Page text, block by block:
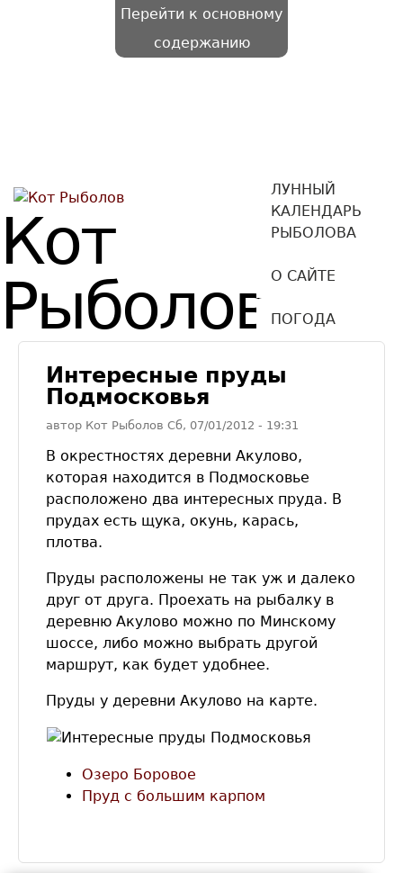
Перейти к основному
содержанию
Кот
Рыболов
ЛУННЫЙ
КАЛЕНДАРЬ
РЫБОЛОВА
О САЙТЕ
ПОГОДА
Интересные пруды
Подмосковья
автор Кот Рыболов Сб, 07/01/2012 - 19:31
В окрестностях деревни Акулово,
которая находится в Подмосковье
расположено два интересных пруда. В
прудах есть щука, окунь, карась,
плотва.
Пруды расположены не так уж и далеко
друг от друга. Проехать на рыбалку в
деревню Акулово можно по Минскому
шоссе, либо можно выбрать другой
маршрут, как будет удобнее.
Пруды у деревни Акулово на карте.
Озеро Боровое
Пруд с большим карпом